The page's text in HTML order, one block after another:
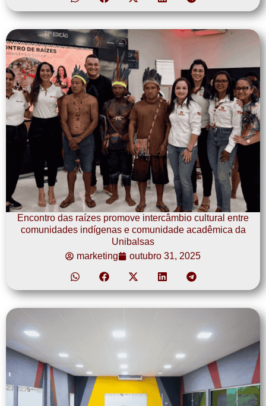
Encontro das raízes promove intercâmbio cultural entre
comunidades indígenas e comunidade acadêmica da
Unibalsas
marketing
outubro 31, 2025